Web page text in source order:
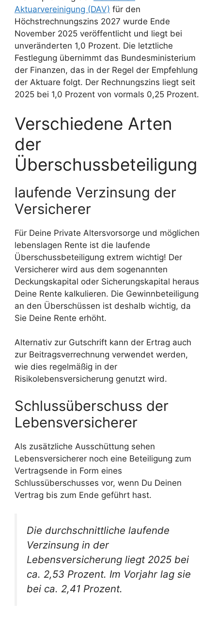
Aktuarvereinigung (DAV) für den
Höchstrechnungszins 2027 wurde Ende
November 2025 veröffentlicht und liegt bei
unveränderten 1,0 Prozent. Die letztliche
Festlegung übernimmt das Bundesministerium
der Finanzen, das in der Regel der Empfehlung
der Aktuare folgt. Der Rechnungszins liegt seit
2025 bei 1,0 Prozent von vormals 0,25 Prozent.
Verschiedene Arten
der
Überschussbeteiligung
laufende Verzinsung der
Versicherer
Für Deine Private Altersvorsorge und möglichen
lebenslagen Rente ist die laufende
Überschussbeteiligung extrem wichtig! Der
Versicherer wird aus dem sogenannten
Deckungskapital oder Sicherungskapital heraus
Deine Rente kalkulieren. Die Gewinnbeteiligung
an den Überschüssen ist deshalb wichtig, da
Sie Deine Rente erhöht.
Alternativ zur Gutschrift kann der Ertrag auch
zur Beitragsverrechnung verwendet werden,
wie dies regelmäßig in der
Risikolebensversicherung genutzt wird.
Schlussüberschuss der
Lebensversicherer
Als zusätzliche Ausschüttung sehen
Lebensversicherer noch eine Beteiligung zum
Vertragsende in Form eines
Schlussüberschusses vor, wenn Du Deinen
Vertrag bis zum Ende geführt hast.
Die durchschnittliche laufende
Verzinsung in der
Lebensversicherung liegt 2025 bei
ca. 2,53 Prozent. Im Vorjahr lag sie
bei ca. 2,41 Prozent.